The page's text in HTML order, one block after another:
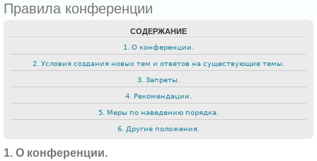
Правила конференции
СОДЕРЖАНИЕ
1. О конференции.
2. Условия создания новых тем и ответов на существующие темы.
3. Запреты.
4. Рекомендации.
5. Меры по наведению порядка.
6. Другие положения.
1. О конференции.